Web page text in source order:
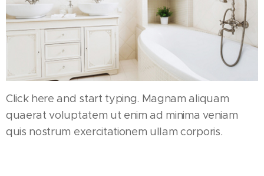
Click here and start typing. Magnam aliquam
quaerat voluptatem ut enim ad minima veniam
quis nostrum exercitationem ullam corporis.